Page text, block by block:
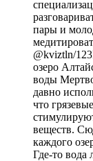
пары и
@kviztln/
озеро
воды
давно
что
веществ.
каждого
Где-то вода